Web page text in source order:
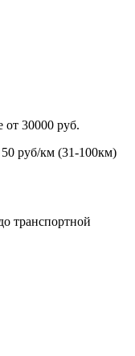
30000 руб.
руб/км (31-100км)
транспортной